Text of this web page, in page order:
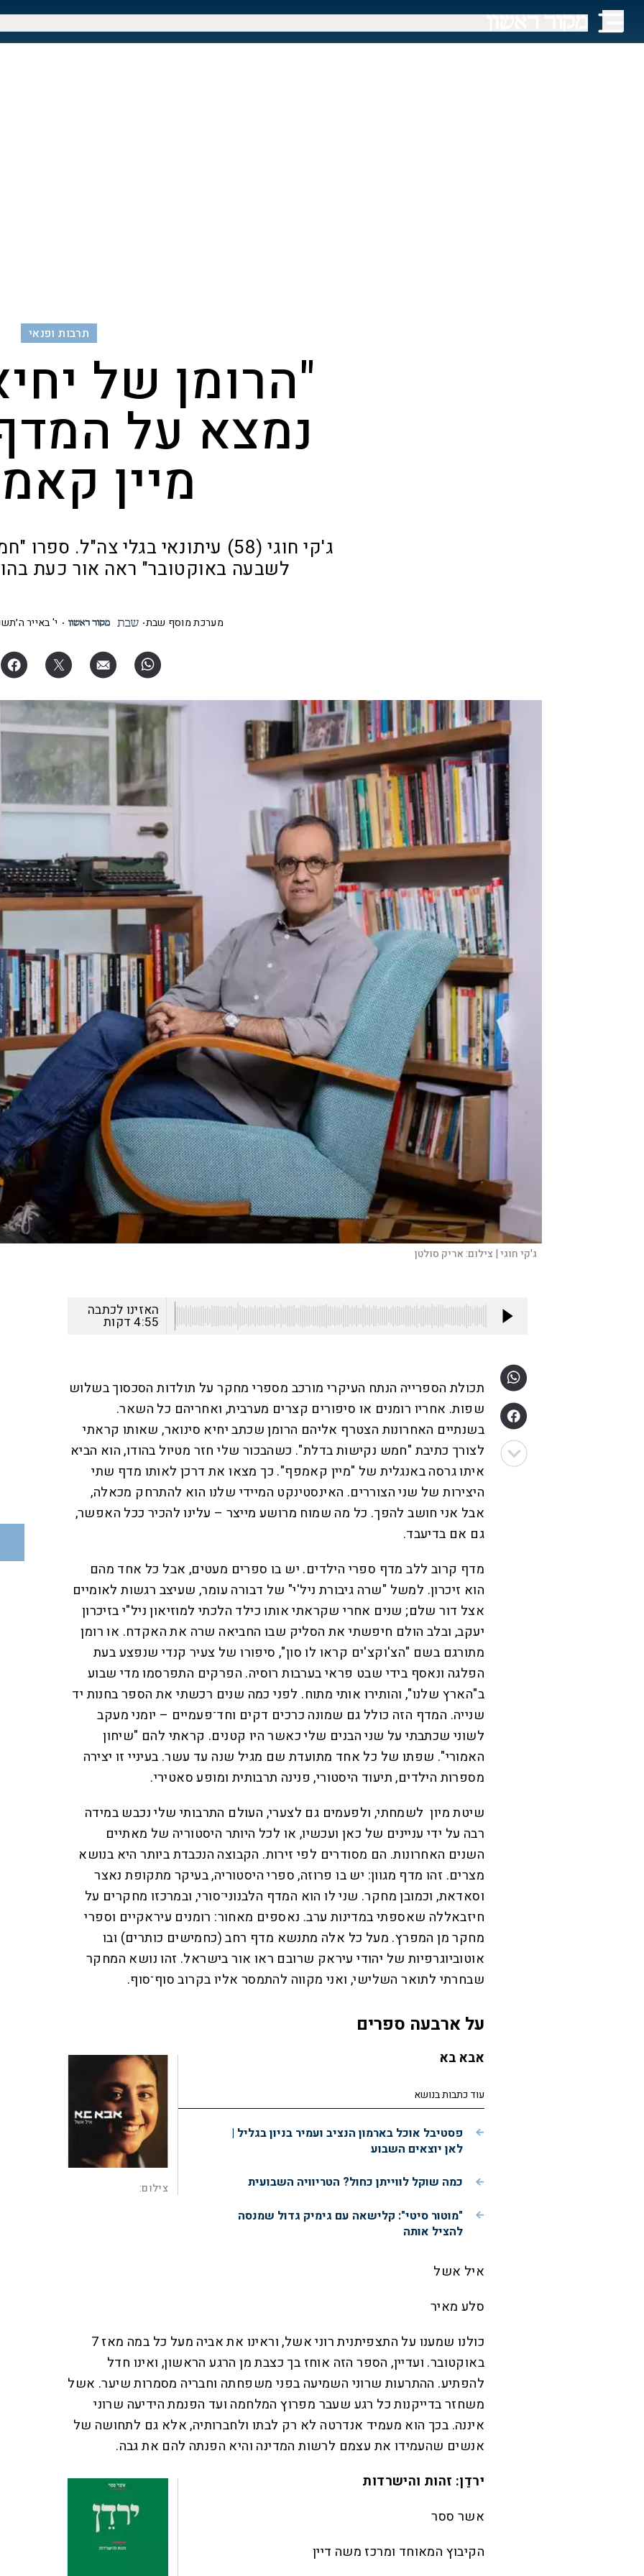
תרבות ופנאי
"הרומן של
נמצא על
מיין
ג'קי חוגי (58) עיתונאי בגלי צה"ל.
לשבעה באוקטובר" ראה אור כעת
מערכת מוסף שבת י' באייר
ג'קי חוגי | צילום:אריק סולטן
האזינו לכתבה
4:55דקות
תכולת הספרייה הנתח העיקרי מורכב מספרי מחקר על תולדות הסכסוך בשלוש
שפות. אחריו רומנים או סיפורים קצרים מערבית, ואחריהם כל השאר.
בשנתיים האחרונות הצטרף אליהם הרומן שכתב יחיא סינואר, שאותו קראתי
לצורך כתיבת "חמש נקישות בדלת". כשהבכור שלי חזר מטיול בהודו, הוא הביא
איתו גרסה באנגלית של "מיין קאמפף". כך מצאו את דרכן לאותו מדף שתי
היצירות של שני הצוררים. האינסטינקט המיידי שלנו הוא להתרחק מכאלה,
אבל אני חושב להפך. כל מה שמוח מרושע מייצר – עלינו להכיר ככל האפשר,
גם אם בדיעבד.
מדף קרוב ללב מדף ספרי הילדים. יש בו ספרים מעטים, אבל כל אחד מהם
הוא זיכרון. למשל "שרה גיבורת ניל'י" של דבורה עומר, שעיצב רגשות לאומיים
אצל דור שלם; שנים אחרי שקראתי אותו כילד הלכתי למוזיאון ניל"י בזיכרון
יעקב, ובלב הולם חיפשתי את הסליק שבו החביאה שרה את האקדח. או רומן
מתורגם בשם "הצ'וקצ'ים קראו לו סון", סיפורו של צעיר קנדי שנפצע בעת
הפלגה ונאסף בידי שבט פראי בערבות רוסיה. הפרקים התפרסמו מדי שבוע
ב"הארץ שלנו", והותירו אותי מתוח. לפני כמה שנים רכשתי את הספר בחנות יד
שנייה. המדף הזה כולל גם שמונה כרכים דקים וחד־פעמיים – יומני מעקב
לשוני שכתבתי על שני הבנים שלי כאשר היו קטנים. קראתי להם "שיחון
האמורי". שפתו של כל אחד מתועדת שם מגיל שנה עד עשר. בעיניי זו יצירה
מספרות הילדים, תיעוד היסטורי, פנינה תרבותית ומופע סאטירי.
שיטת מיון לשמחתי, ולפעמים גם לצערי, העולם התרבותי שלי נכבש במידה
רבה על ידי עניינים של כאן ועכשיו, או לכל היותר היסטוריה של מאתיים
השנים האחרונות. הם מסודרים לפי זירות. הקבוצה הנכבדת ביותר היא בנושא
מצרים. זהו מדף מגוון: יש בו פרוזה, ספרי היסטוריה, בעיקר מתקופת נאצר
וסאדאת, וכמובן מחקר. שני לו הוא המדף הלבנוני־סורי, ובמרכזו מחקרים על
חיזבאללה שאספתי במדינות ערב. נאספים מאחור: רומנים עיראקיים וספרי
מחקר מן המפרץ. מעל כל אלה מתנשא מדף רחב (כחמישים כותרים) ובו
אוטוביוגרפיות של יהודי עיראק שרובם ראו אור בישראל. זהו נושא המחקר
שבחרתי לתואר השלישי, ואני מקווה להתמסר אליו בקרוב סוף־סוף.
על ארבעה ספרים
צילום:
אבא בא
עוד כתבות בנושא
פסטיבל אוכל בארמון הנציב ועמיר בניון בגליל |
לאן יוצאים השבוע
כמה שוקל לווייתן כחול? הטריוויה השבועית
"מוטור סיטי": קלישאה עם גימיק גדול שמנסה
להציל אותה
איל אשל
סלע מאיר
כולנו שמענו על התצפיתנית רוני אשל, וראינו את אביה מעל כל במה מאז 7
באוקטובר. ועדיין, הספר הזה אוחז בך כצבת מן הרגע הראשון, ואינו חדל
להפתיע. ההתרעות שרוני השמיעה בפני משפחתה וחבריה מסמרות שיער. אשל
משחזר בדייקנות כל רגע שעבר מפרוץ המלחמה ועד הפנמת הידיעה שרוני
איננה. בכך הוא מעמיד אנדרטה לא רק לבתו ולחברותיה, אלא גם לתחושה של
אנשים שהעמידו את עצמם לרשות המדינה והיא הפנתה להם את גבה.
ירדֵן: זהות והישרדות
אשר ססר
הקיבוץ המאוחד ומרכז משה דיין